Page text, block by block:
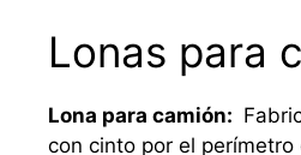
Lonas para
Lona para camión:
con cinto por el